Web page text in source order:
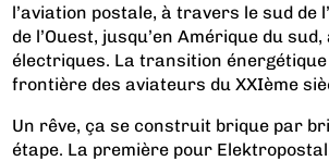
l’aviation postale, à travers le sud de
de l’Ouest, jusqu’en Amérique du
électriques. La transition
frontière des aviateurs du XXIème
Un rêve, ça se construit brique par
étape. La première pour